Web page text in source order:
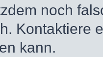
noch
Kontaktiere
kann.